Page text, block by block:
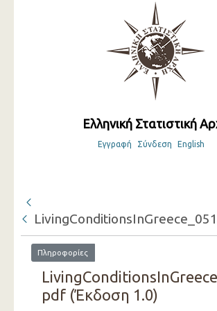
Ελληνική Στατιστική
Εγγραφή Σύνδεση English
Πληροφορίες
pdf (Έκδοση 1.0)